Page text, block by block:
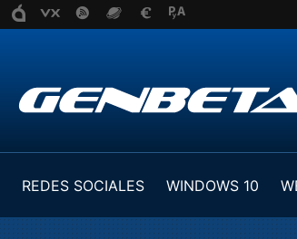
REDES SOCIALES WINDOWS 10